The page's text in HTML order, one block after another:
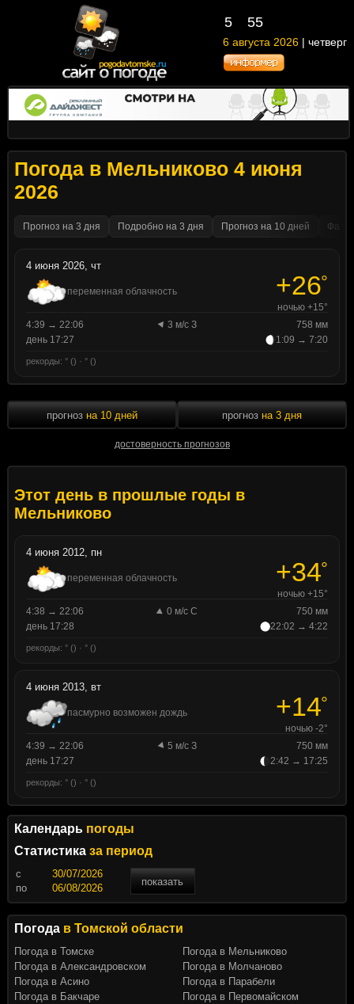
5 55
6 августа 2026 | четверг
Погода в Мельниково 4 июня
2026
Прогноз на 3 дня Подробно на 3 дня Прогноз на 10 дней
4 июня 2026, чт
переменная облачность +26°
ночью +15°
4:39 → 22:06
3 м/с З
758 мм
день 17:27
1:09 → 7:20
рекорды: ° () · ° ()
прогноз на 10 дней
достоверность прогнозов
прогноз на 3 дня
Этот день в прошлые годы в
Мельниково
4 июня 2012, пн
переменная облачность +34°
ночью +15°
4:38 → 22:06
0 м/с С
750 мм
день 17:28
22:02 → 4:22
рекорды: ° () · ° ()
4 июня 2013, вт
пасмурно возможен дождь +14°
ночью -2°
4:39 → 22:06
5 м/с З
750 мм
день 17:27
2:42 → 17:25
рекорды: ° () · ° ()
Календарь погоды
Статистика за период
c
показать
по
Погода в Томской области
Погода в Томске
Погода в Александровском
Погода в Асино
Погода в Бакчаре
Погода в Мельниково
Погода в Молчаново
Погода в Парабели
Погода в Первомайском